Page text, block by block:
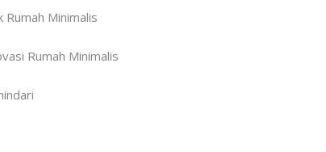
Rumah Minimalis
Rumah Minimalis